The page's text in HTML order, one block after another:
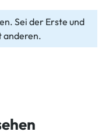
Sei der Erste und
anderen.